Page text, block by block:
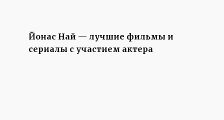
Йонас Най — лучшие фильмы и
сериалы с участием актера